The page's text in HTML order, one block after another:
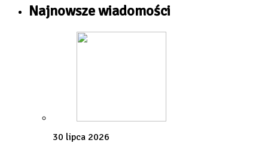
Najnowsze wiadomości
30 lipca 2026